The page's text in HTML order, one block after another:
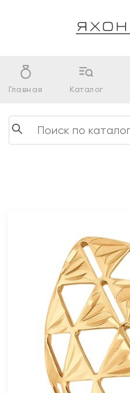
Главная Каталог